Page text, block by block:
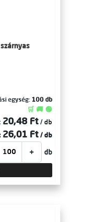
egység: 100 db
🛒 🚚 🟢
20,48 Ft / db
26,01 Ft / db
+ db